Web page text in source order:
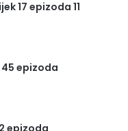
17 epizoda 11
epizoda
epizoda